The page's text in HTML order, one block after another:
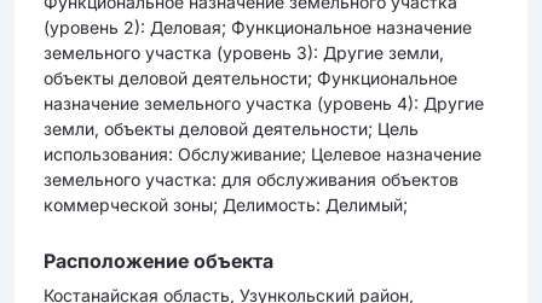
(уровень 2): Деловая; Функциональное назначение
земельного участка (уровень 3): Другие земли,
объекты деловой деятельности; Функциональное
назначение земельного участка (уровень 4): Другие
земли, объекты деловой деятельности; Цель
использования: Обслуживание; Целевое назначение
земельного участка: для обслуживания объектов
коммерческой зоны; Делимость: Делимый;
Расположение объекта
Костанайская область, Узункольский район,